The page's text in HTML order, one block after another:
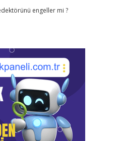
engeller mi ?